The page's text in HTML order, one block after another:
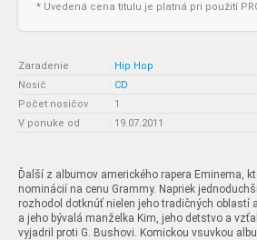
* Uvedená cena titulu je platná pri použití
Zaradenie : Hip Hop
Nosič
: CD
Počet nosičov
: 1
V ponuke od
: 19.07.2011
Ďalší z albumov amerického rapera Eminema,
nominácií na cenu Grammy. Napriek
rozhodol dotknúť nielen jeho tradičných oblastí
a jeho bývalá manželka Kim, jeho detstvo a
vyjadril proti G. Bushovi. Komickou vsuvkou